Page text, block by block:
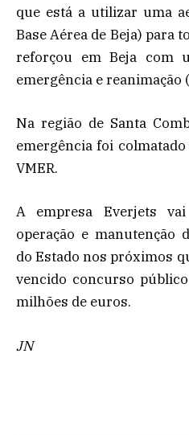
que está a utilizar uma
Base Aérea de Beja) para
reforçou em Beja com
emergência e reanimação
Na região de Santa
emergência foi
VMER.
A empresa Everjets
operação e manutenção
do Estado nos próximos
vencido concurso
milhões de euros.
JN